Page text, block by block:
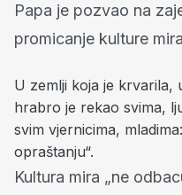
Papa je pozvao na
promicanje kulture
U zemlji koja je krvarila,
hrabro je rekao svima,
svim vjernicima,
opraštanju“.
Kultura mira „ne